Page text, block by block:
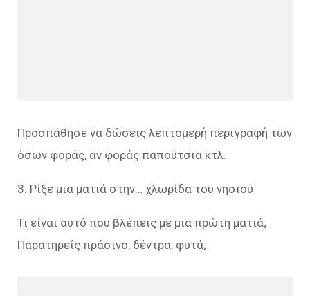
Προσπάθησε να δώσεις λεπτομερή περιγραφή των
όσων φοράς, αν φοράς παπούτσια κτλ.
3. Ρίξε μια ματιά στην… χλωρίδα του νησιού
Τι είναι αυτό που βλέπεις με μια πρώτη ματιά;
Παρατηρείς πράσινο, δέντρα, φυτά;